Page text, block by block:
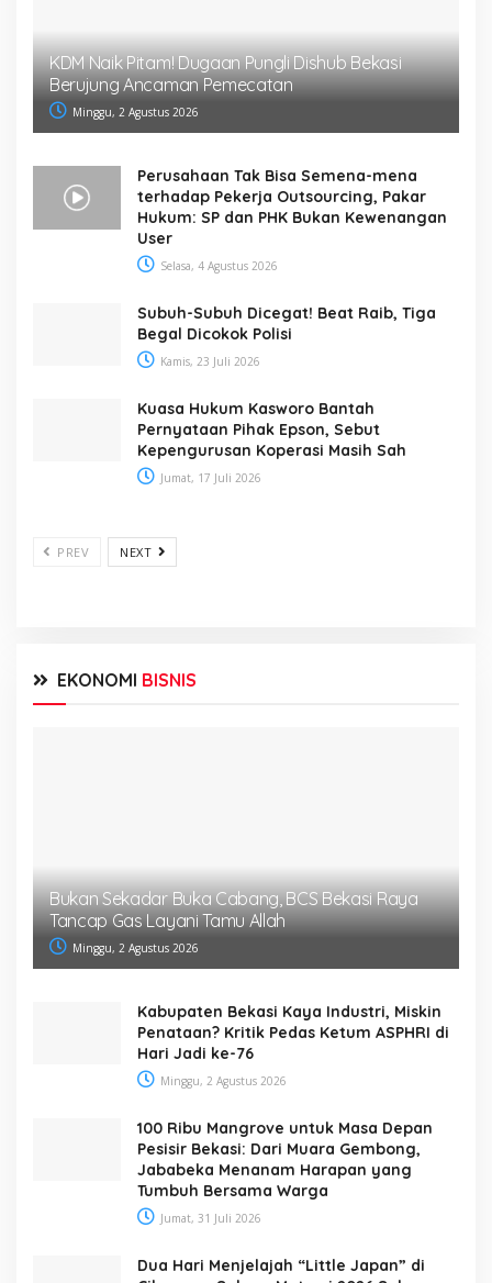
KDM Naik Pitam! Dugaan Pungli Dishub Bekasi
Berujung Ancaman Pemecatan
Minggu, 2 Agustus 2026
Perusahaan Tak Bisa Semena-mena
terhadap Pekerja Outsourcing, Pakar
Hukum: SP dan PHK Bukan Kewenangan
User
Selasa, 4 Agustus 2026
Subuh-Subuh Dicegat! Beat Raib, Tiga
Begal Dicokok Polisi
Kamis, 23 Juli 2026
Kuasa Hukum Kasworo Bantah
Pernyataan Pihak Epson, Sebut
Kepengurusan Koperasi Masih Sah
Jumat, 17 Juli 2026
PREV NEXT
EKONOMI BISNIS
Bukan Sekadar Buka Cabang, BCS Bekasi Raya
Tancap Gas Layani Tamu Allah
Minggu, 2 Agustus 2026
Kabupaten Bekasi Kaya Industri, Miskin
Penataan? Kritik Pedas Ketum ASPHRI di
Hari Jadi ke-76
Minggu, 2 Agustus 2026
100 Ribu Mangrove untuk Masa Depan
Pesisir Bekasi: Dari Muara Gembong,
Jababeka Menanam Harapan yang
Tumbuh Bersama Warga
Jumat, 31 Juli 2026
Dua Hari Menjelajah “Little Japan” di